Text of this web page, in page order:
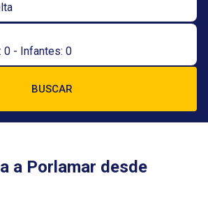
0 - Infantes: 0
BUSCAR
a Porlamar desde